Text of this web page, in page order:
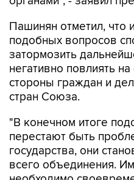
затормозить
негативно повлиять
стороны граждан и
стран Союза.
"В конечном итоге
государства, они
всего объединения.
необходимо
возникающие